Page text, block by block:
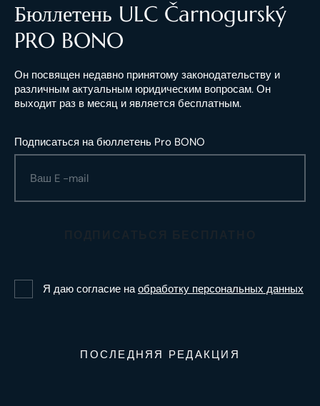
Бюллетень ULC Čarnogurský
PRO BONO
Он посвящен недавно принятому законодательству и
различным актуальным юридическим вопросам. Он
выходит раз в месяц и является бесплатным.
Подписаться на бюллетень Pro BONO
Я даю согласие наобработку персональных данных
ПОСЛЕДНЯЯ РЕДАКЦИЯ